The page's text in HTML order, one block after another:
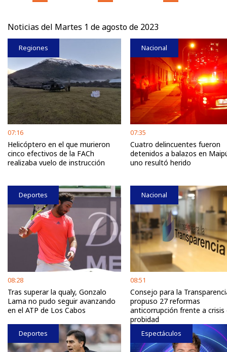
Noticias del Martes 1 de agosto de 2023
Regiones
07:16
Helicóptero en el que murieron
cinco efectivos de la FACh
realizaba vuelo de instrucción
Nacional
07:35
Cuatro delincuentes fueron
detenidos a balazos en
uno resultó herido
Deportes
08:28
Tras superar la qualy, Gonzalo
Lama no pudo seguir avanzando
en el ATP de Los Cabos
Nacional
08:51
Consejo para la
propuso 27 reformas
anticorrupción frente a crisis
probidad
Deportes Espectáculos